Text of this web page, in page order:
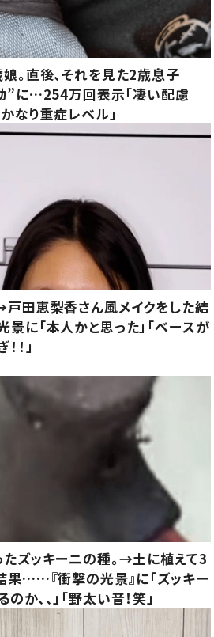
。直後、それを見た2歳息子
”に…254万回表示「凄い配慮
かなり重症レベル」
田恵梨香さん風メイクをした結
に「本人かと思った」「ベースが
！」
たズッキーニの種。→土に植えて3
果……『衝撃の光景』に「ズッキー
か、、」「野太い音！笑」